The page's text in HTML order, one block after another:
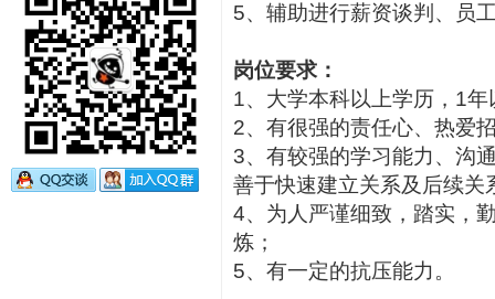
5、辅助进行薪资谈判、员
岗位要求：
1、大学本科以上学历，1
2、有很强的责任心、热爱
3、有较强的学习能力、沟
善于快速建立关系及后续关
4、为人严谨细致，踏实，
炼；
5、有一定的抗压能力。